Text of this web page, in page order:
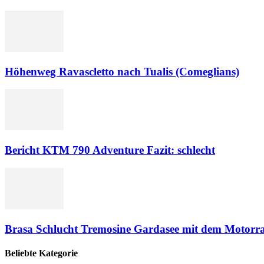
Höhenweg Ravascletto nach Tualis (Comeglians)
Bericht KTM 790 Adventure Fazit: schlecht
Brasa Schlucht Tremosine Gardasee mit dem
Beliebte Kategorie